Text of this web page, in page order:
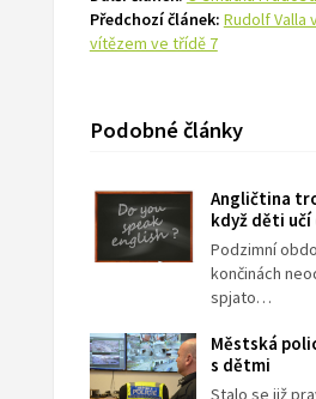
Předchozí článek: Rudolf Valla
vítězem ve třídě 7
Podobné články
Angličtina
když děti
Podzimní
končinách
spjato…
Městská
s dětmi
Stalo se již